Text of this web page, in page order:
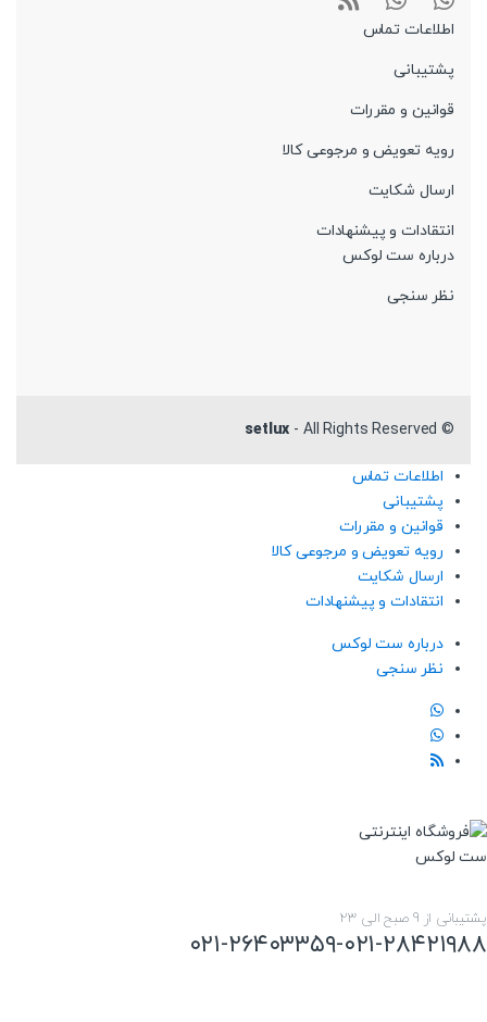
اطلاعات تماس
پشتیبانی
قوانین و مقررات
رویه تعویض و مرجوعی کالا
ارسال شکایت
انتقادات و پیشنهادات
درباره ست لوکس
نظر سنجی
©
setlux - All Rights Reserved
اطلاعات تماس
پشتیبانی
قوانین و مقررات
رویه تعویض و مرجوعی کالا
ارسال شکایت
انتقادات و پیشنهادات
درباره ست لوکس
نظر سنجی
پشتیبانی از 9 صبح الی 23
۰۲۱-۲۶۴۰۳۳۵۹-۰۲۱-۲۸۴۲۱۹۸۸